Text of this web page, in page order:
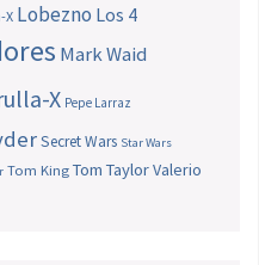
X Lobezno Los 4
Mark Waid
X Pepe Larraz
Secret Wars Star Wars
Tom King Tom TaylorValerio